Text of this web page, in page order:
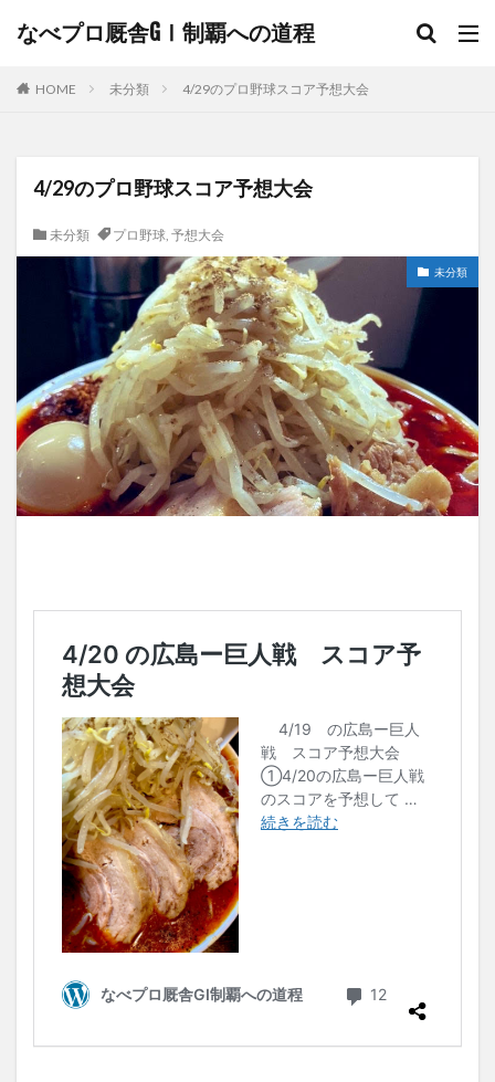
なべプロ厩舎GⅠ制覇への道程
HOME 未分類 4/29のプロ野球スコア予想大会
4/29のプロ野球スコア予想大会
未分類 プロ野球, 予想大会
未分類